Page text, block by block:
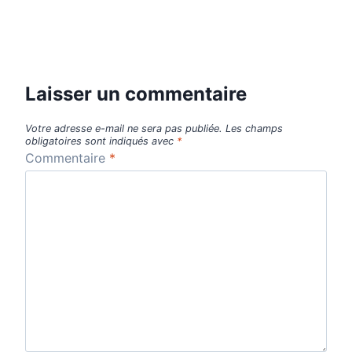
Laisser un commentaire
Votre adresse e-mail ne sera pas publiée. Les champs
obligatoires sont indiqués avec *
Commentaire *